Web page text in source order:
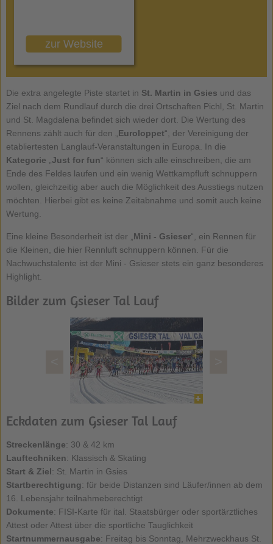
zur Website
Die extra angelegte Piste startet in St. Martin in Gsies und das
Ziel nach dem Rundlauf durch die drei Ortschaften Pichl, St. Martin
und St. Magdalena befindet sich wieder dort. Die Wertung des
Rennens zählt auch für den „ Euroloppet“, der Vereinigung der
etabliertesten Langlauf-Veranstaltungen in Europa. In die
Kategorie
Just for fun“ können sich alle einschreiben, die am
Ende des Feldes laufen und ein wenig Wettkampfluft schnuppern
wollen, gleichzeitig aber auch die Möglichkeit des Ausstiegs nutzen
möchten. Hierbei gibt es keine Zeitabnahme und somit auch keine
Wertung.
Eine kleine Besonderheit ist der „ Mini - Gsieser“, ein Rennen für
die Kleinen, die hier Rennluft schnuppern können. Für die
Nachwuchstalente ist der Mini - Gsieser stets ein ganz besonderes
Highlight.
Bilder zum Gsieser Tal Lauf
Eckdaten zum Gsieser Tal Lauf
Streckenlänge: 30 & 42 km
Lauftechniken: Klassisch & Skating
Start & Ziel: St. Martin in Gsies
Startberechtigung: für beide Distanzen sind Läufer/innen ab dem
16. Lebensjahr teilnahmeberechtigt
Dokumente: FISI-Karte für ital. Staatsbürger oder sportärztliches
Attest oder Attest über die sportliche Tauglichkeit
Startnummernausgabe: Freitag bis Sonntag, Mehrzweckhaus St.